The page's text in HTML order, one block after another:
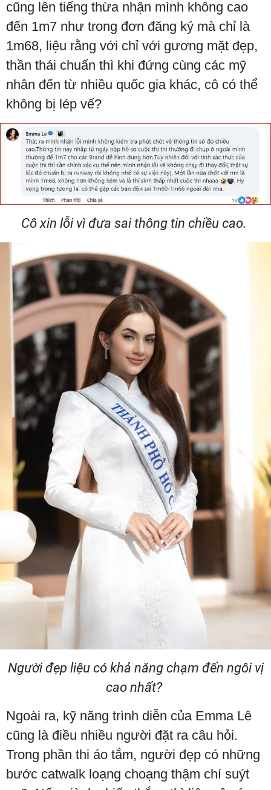
cũng lên tiếng thừa nhận mình không cao
đến 1m7 như trong đơn đăng ký mà chỉ là
1m68, liệu rằng với chỉ với gương mặt đẹp,
thần thái chuẩn thì khi đứng cùng các mỹ
nhân đến từ nhiều quốc gia khác, cô có thể
không bị lép vế?
Cô xin lỗi vì đưa sai thông tin chiều cao.
Người đẹp liệu có khả năng chạm đến ngôi vị
cao nhất?
Ngoài ra, kỹ năng trình diễn của Emma Lê
cũng là điều nhiều người đặt ra câu hỏi.
Trong phần thi áo tắm, người đẹp có những
bước catwalk loạng choạng thậm chí suýt